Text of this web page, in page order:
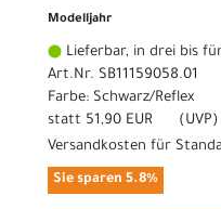
Modelljahr
Lieferbar, in drei bis
Art.Nr. SB11159058.01
Farbe: Schwarz/Reflex
statt 51,90 EUR ( UVP)
Versandkosten für
Sie sparen 5.8%